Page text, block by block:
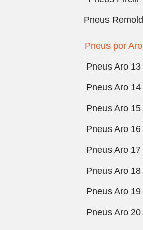
Pneus Remold
Pneus por Aro
Pneus Aro 13
Pneus Aro 14
Pneus Aro 15
Pneus Aro 16
Pneus Aro 17
Pneus Aro 18
Pneus Aro 19
Pneus Aro 20